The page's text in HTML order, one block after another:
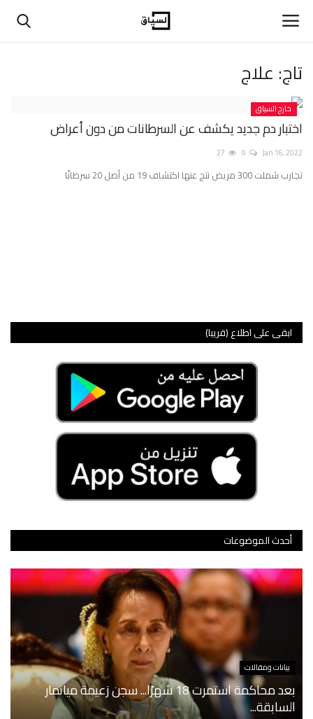
تسجيل دخول
الرئيسية
حوارات
عالم السياق
في دقيقتين
تاج: علاج
خارج السياق
اختبار دم جديد يكشف عن السرطانات من دون أعراض
Jan 16, 2022
0
27
تجارب شملت 300 مريض نتج عنها اكتشاف 19 من أصل 20 سرطانًا
ابقى على اطلاع (قريبا)
أحدث الموضوعات
بيانات ومقالات
بعد محاكمة استمرت 18 شهرًا... سجن زعيمة ميانمار
السابقة...